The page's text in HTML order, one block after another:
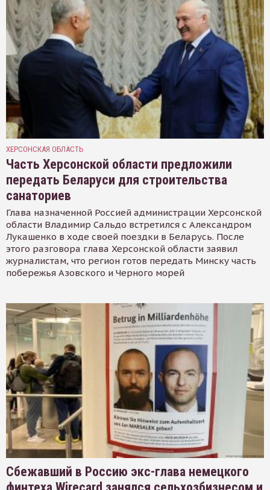
ХЕРСОНСКАЯ ОБЛАСТЬ
Часть Херсонской области предложили
передать Беларуси для строительства
санаториев
Глава назначенной Россией администрации Херсонской
области Владимир Сальдо встретился с Александром
Лукашенко в ходе своей поездки в Беларусь. После
этого разговора глава Херсонской области заявил
журналистам, что регион готов передать Минску часть
побережья Азовского и Черного морей
Сбежавший в Россию экс-глава немецкого